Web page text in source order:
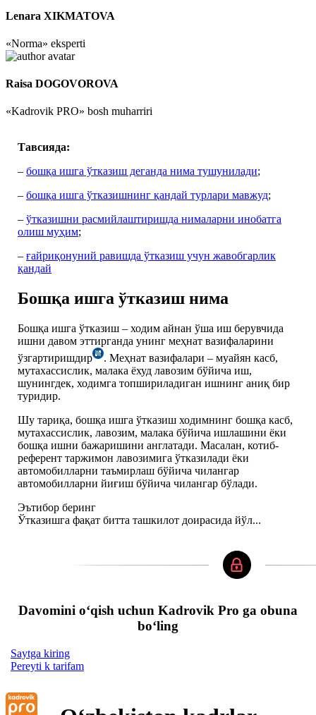
Lenara XIKMATOVA
«Norma» eksperti
Raisa DOGOVOROVA
«Kadrovik PRO» bosh muharriri
Тавсияда:
– бошқа ишга ўтказиш деганда нима тушунилади;
– бошқа ишга ўтказишнинг қандай турлари мавжуд;
– ўтказишни расмийлаштиришда нималарни инобатга
олиш муҳим;
– ғайриқонуний равишда ўтказиш учун жавобгарлик
қандай
Бошқа ишга ўтказиш нима
Бошқа ишга ўтказиш – ходим айнан ўша иш берувчида
ишни давом эттирганда унинг меҳнат вазифаларини
ўзгартиришдир
. Меҳнат вазифалари – муайян касб,
мутахассислик, малака ёхуд лавозим бўйича иш,
шунингдек, ходимга топшириладиган ишнинг аниқ бир
туридир.
Шу тариқа, бошқа ишга ўтказиш ходимнинг бошқа касб,
мутахассислик, лавозим, малака бўйича ишлашини ёки
бошқа ишни бажаришини англатади. Масалан, котиб-
референт таржимон лавозимига ўтказилади ёки
автомобилларни таъмирлаш бўйича чилангар
автомобилларни йиғиш бўйича чилангар бўлади.
Эътибор беринг
Ўтказишга фақат битта ташкилот доирасида йўл...
Davomini oʻqish uchun Kadrovik Pro ga obuna
boʻling
Saytga kiring
Pereyti k tarifam